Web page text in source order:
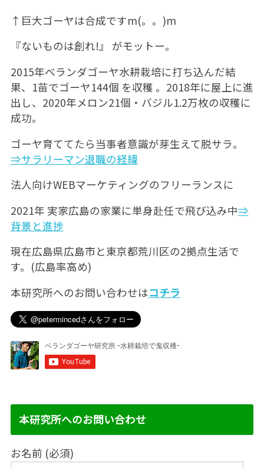
↑巨大ゴーヤは合成ですm(。。)m
『ないものは創れ!』 がモットー。
2015年ベランダゴーヤ水耕栽培に打ち込んだ結
果、1苗でゴーヤ144個 を収穫 。2018年に屋上に進
出し、2020年メロン21個・バジル1.2万枚の収穫に
成功。
ゴーヤ育ててたら当事者意識が芽生えて脱サラ。
⇒サラリーマン退職の経緯
法人向けWEBマーケティングのフリーランスに
2021年 実家広島の家業に単身赴任で飛び込み中⇒
背景と進捗
現在広島県広島市と東京都荒川区の2拠点生活で
す。(広島率高め)
本研究所へのお問い合わせはコチラ
本研究所へのお問い合わせ
お名前 (必須)